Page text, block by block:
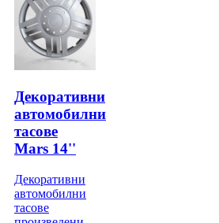
Декоративни
автомобилни
тасове
Mars 14''
Декоративни
автомобилни
тасове